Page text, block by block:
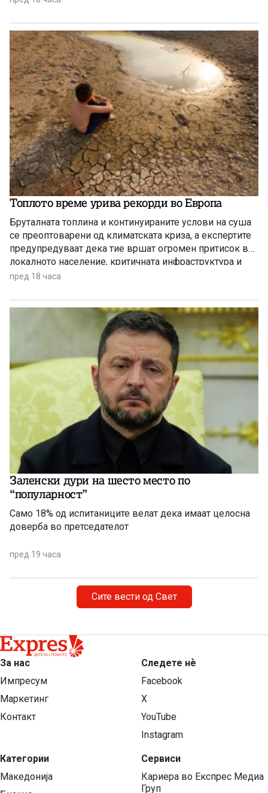
Топлото време урива рекорди во Европа
Бруталната топлина и континуираните услови на суша
се преоптоварени од климатската криза, а експертите
предупредуваат дека тие вршат огромен притисок врз
локалното население, критичната инфраструктура и
дивиот свет низ целиот регион.
пред 18 часа
Заленски дури на шесто место по
“популарност”
Само 18% од испитаниците велат дека имаат целосна
доверба во претседателот
пред 19 часа
Сите вести од Свет
За нас
Импресум
Маркетинг
Контакт
Категории
Македонија
Следете нѐ
Facebook
X
YouTube
Instagram
Сервиси
Кариера во Експрес Медиа
Груп